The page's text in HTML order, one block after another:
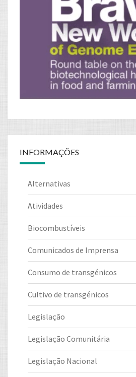
INFORMAÇÕES
Alternativas
Atividades
Biocombustíveis
Comunicados de Imprensa
Consumo de transgénicos
Cultivo de transgénicos
Legislação
Legislação Comunitária
Legislação Nacional